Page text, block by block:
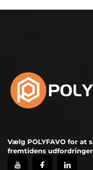
Vælg POLYFAVO for at
fremtidens